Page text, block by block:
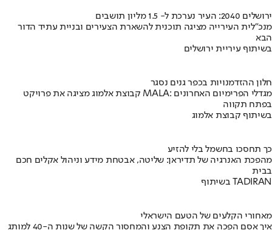
ירושלים 2040: העיר נערכת ל- 1.5 מליון תושבים
מנכ"לית העירייה מציגה תוכנית להשארת הצעירים ובניית עתיד הדור
הבא
בשיתוף עיריית ירושלים
חלון ההזדמנויות בכפר גנים נסגר
קבוצת אלמוג מציגה את פרויקט MALA: מגדלי הפרימיום האחרונים
בפתח תקווה
בשיתוף קבוצת אלמוג
כך תחסכו בחשמל בלי להזיע
מהפכת האנרגיה של תדיראן: שליטה, אבטחת מידע וניהול אקלים חכם
בבית
בשיתוף TADIRAN
מאחורי הקלעים של הטעם הישראלי
איך אסם הפכה את תקופת הצנע והמחסור הקשה של שנות ה-40 למותג